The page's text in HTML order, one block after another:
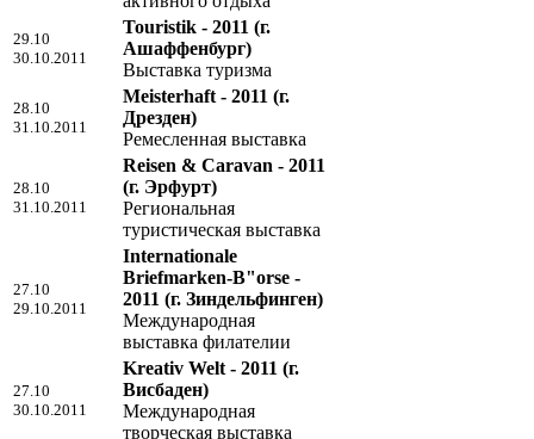
29.10
30.10.2011
Touristik - 2011 (г.
Ашаффенбург)
Выставка туризма
28.10
31.10.2011
Meisterhaft - 2011 (г.
Дрезден)
Ремесленная выставка
28.10
31.10.2011
Reisen & Caravan - 2011
(г. Эрфурт)
Региональная
туристическая выставка
27.10
29.10.2011
Internationale
Briefmarken-B"orse -
2011 (г. Зиндельфинген)
Международная
выставка филателии
27.10
30.10.2011
Kreativ Welt - 2011 (г.
Висбаден)
Международная
творческая выставка